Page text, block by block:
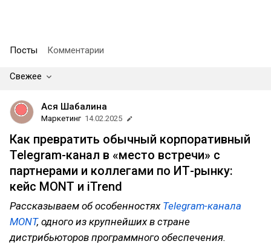
Посты Комментарии
Свежее
Ася Шабалина
Маркетинг 14.02.2025
Как превратить обычный корпоративный
Telegram-канал в «место встречи» с
партнерами и коллегами по ИТ-рынку:
кейс MONT и iTrend
Рассказываем об особенностях Telegram-канала
MONT, одного из крупнейших в стране
дистрибьюторов программного обеспечения.